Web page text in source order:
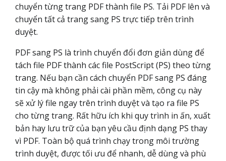
chuyển từng trang PDF thành file PS. Tải PDF lên và
chuyển tất cả trang sang PS trực tiếp trên trình
duyệt.
PDF sang PS là trình chuyển đổi đơn giản dùng để
tách file PDF thành các file PostScript (PS) theo từng
trang. Nếu bạn cần cách chuyển PDF sang PS đáng
tin cậy mà không phải cài phần mềm, công cụ này
sẽ xử lý file ngay trên trình duyệt và tạo ra file PS
cho từng trang. Rất hữu ích khi quy trình in ấn, xuất
bản hay lưu trữ của bạn yêu cầu định dạng PS thay
vì PDF. Toàn bộ quá trình chạy trong môi trường
trình duyệt, được tối ưu để nhanh, dễ dùng và phù